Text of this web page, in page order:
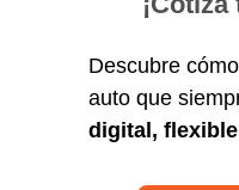
Descubre
auto que
digital, flexible